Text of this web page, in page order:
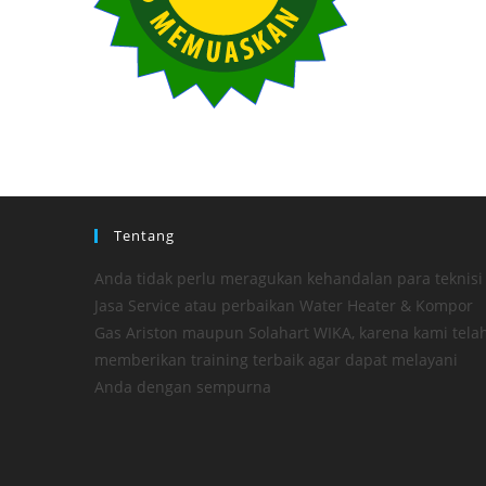
Tentang
Anda tidak perlu meragukan kehandalan para teknisi
Jasa Service atau perbaikan Water Heater & Kompor
Gas Ariston maupun Solahart WIKA, karena kami telah
memberikan training terbaik agar dapat melayani
Anda dengan sempurna